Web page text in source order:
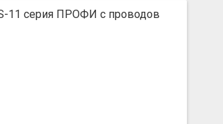
11 серия ПРОФИ с проводов